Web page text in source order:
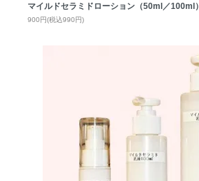
マイルドセラミドローション（50ml／100ml）
900円(税込990円)